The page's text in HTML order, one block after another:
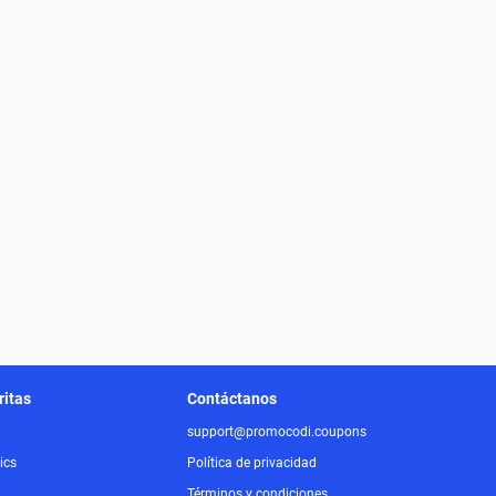
Contáctanos
support@promocodi.coupons
Política de privacidad